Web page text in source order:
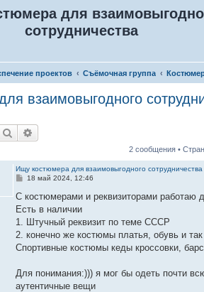
для
сотрудничества
проектов Съёмочная группа
взаимовыгодного
Поиск
2 сообщения •
Ищу костюмера для взаимовыгодного сотрудничества
С
о
щ
е
и
е
18 май 2024, 12:46
С костюмерами и реквизиторами работаю
Есть в наличии
1. Штучный реквизит по теме СССР
2. конечно же костюмы платья, обувь и
Спортивные костюмы кеды кроссовки,
Для понимания:))) я мог бы одеть почти
аутентичные вещи